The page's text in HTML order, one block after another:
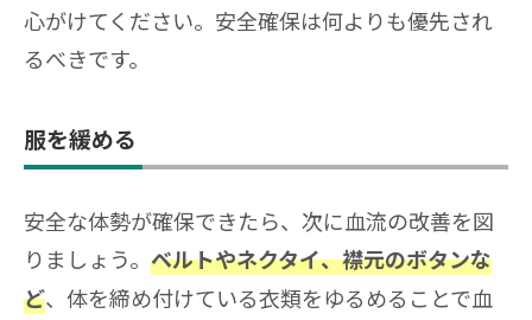
心がけてください。安全確保は何よりも優先され
るべきです。
服を緩める
安全な体勢が確保できたら、次に血流の改善を図
りましょう。 ベルトやネクタイ、襟元のボタンな
ど、体を締め付けている衣類をゆるめることで血